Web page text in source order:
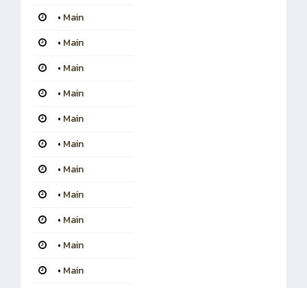
• Main
• Main
• Main
• Main
• Main
• Main
• Main
• Main
• Main
• Main
• Main